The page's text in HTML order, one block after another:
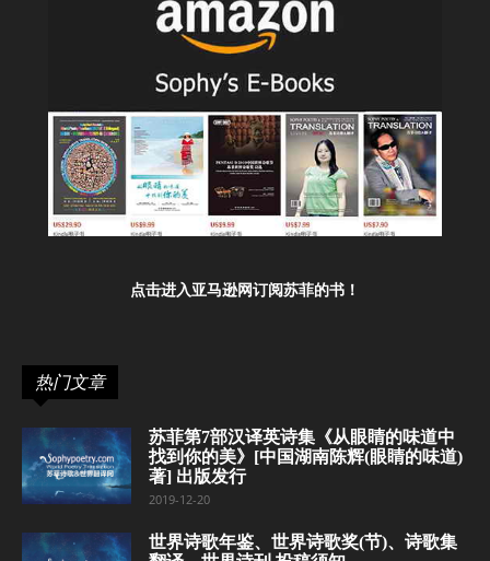
点击进入亚马逊网订阅苏菲的书！
热门文章
苏菲第7部汉译英诗集《从眼睛的味道中
找到你的美》[中国湖南陈辉(眼睛的味道)
著] 出版发行
2019-12-20
世界诗歌年鉴、世界诗歌奖(节)、诗歌集